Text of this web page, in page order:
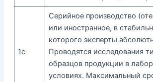
1с
Серийное производство
или иностранное, в
которого эксперты
Проводятся исследования
образцов продукции в
условиях. Максимальный